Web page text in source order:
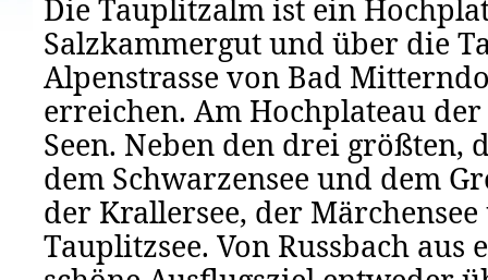
Die Tauplitzalm ist ein
Salzkammergut und über die
Alpenstrasse von Bad
erreichen. Am Hochplateau der
Seen. Neben den drei größten,
dem Schwarzensee und dem
der Krallersee, der
Tauplitzsee. Von Russbach aus